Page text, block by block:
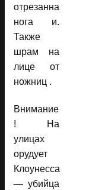
отрезанна
нога и.
Также
шрам на
лице от
ножниц .
Внимание
! На
улицах
орудует
Клоунесса
— убийца